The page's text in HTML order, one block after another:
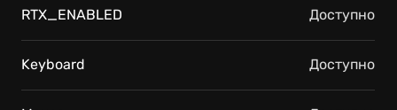
RTX_ENABLED Доступно
Keyboard Доступно